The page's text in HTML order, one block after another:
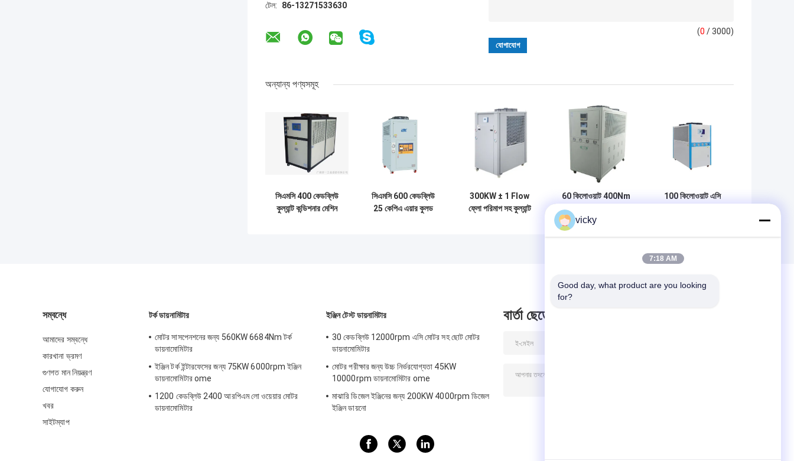
টেল:
86-13271533630
(0 / 3000)
অন্যান্য পণ্যসমূহ
সিএমসি 400 কেডব্লিউ
কুল্যান্ট কন্ডিশনার মেশিন
সিএমসি 600 কেডব্লিউ
25 কেপিএ এয়ার কুলড
300KW ± 1 Flow
ফ্লো পরিমাপ সহ কুল্যান্ট
60 কিলোওয়াট 400Nm
4000rpm কুল্যান্ট
কন্ডিশনার মেশিন
100 কিলোওয়াট এসি
সম্বন্ধে
আমাদের সম্বন্ধে
কারখানা ভ্রমণ
গুণগত মান নিয়ন্ত্রণ
যোগাযোগ করুন
খবর
সাইটম্যাপ
টর্ক ডায়নামিটার
মোটর সাসপেনশনের জন্য 560KW 6684Nm টর্ক
ডায়নামোমিটার
ইঞ্জিন টর্ক ইন্টারফেসের জন্য 75KW 6000rpm ইঞ্জিন
ডায়নামোমিটার ome
1200 কেডব্লিউ 2400 আরপিএম লো ওয়েয়ার মোটর
ডায়নামোমিটার
ইঞ্জিন টেস্ট ডায়নামিটার
30 কেডব্লিউ 12000rpm এসি মোটর সহ ছোট মোটর
ডায়নামোমিটার
মোটর পরীক্ষার জন্য উচ্চ নির্ভরযোগ্যতা 45KW
10000rpm ডায়নামোমিটার ome
মাঝারি ডিজেল ইঞ্জিনের জন্য 200KW 4000rpm ডিজেল
ইঞ্জিন ডায়নো
বার্তা ছেড়ে
vicky
7:18 AM
Good day, what product are you looking
for?